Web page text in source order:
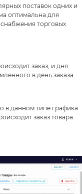
поставок одних и
оптимальна для
торговых
заказ, и дня
в день заказа.
в данном типе графика
заказ товара.